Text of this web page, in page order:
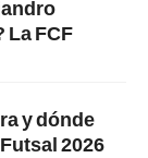
La FCF
y dónde
2026